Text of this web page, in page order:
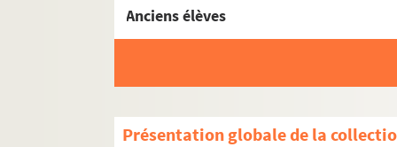
Anciens élèves
Présentation globale de la